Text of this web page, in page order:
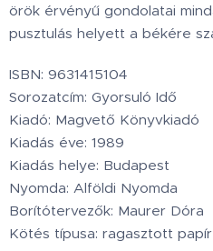
örök érvényű gondolatai
pusztulás helyett a békére
ISBN: 9631415104
Sorozatcím: Gyorsuló Idő
Kiadó: Magvető Könyvkiadó
Kiadás éve: 1989
Kiadás helye: Budapest
Nyomda: Alföldi Nyomda
Borítótervezők: Maurer Dóra
Kötés típusa: ragasztott papír